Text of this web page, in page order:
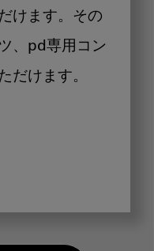
けます。その
、pd専用コン
だけます。